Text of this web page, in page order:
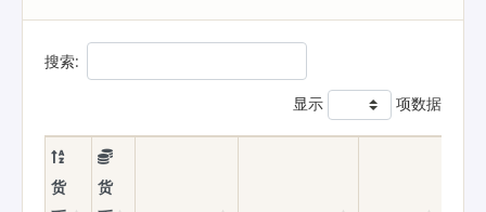
搜索:
显示 项数据
货
货